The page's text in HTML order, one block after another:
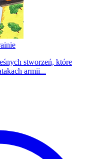
stworzeń, które
armii...